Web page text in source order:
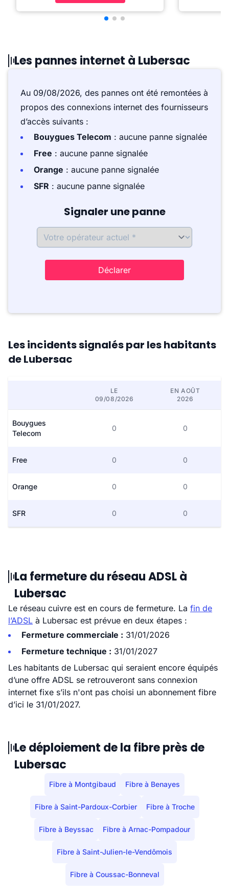
Les pannes internet à Lubersac
Au 09/08/2026, des pannes ont été remontées à
propos des connexions internet des fournisseurs
d’accès suivants :
Bouygues Telecom : aucune panne signalée
Free : aucune panne signalée
Orange : aucune panne signalée
SFR : aucune panne signalée
Signaler une panne
Déclarer
Les incidents signalés par les habitants
de Lubersac
LE
09/08/2026
EN AOÛT
2026
Bouygues
Telecom
0 0
Free 0 0
Orange 0 0
SFR 0 0
La fermeture du réseau ADSL à
Lubersac
Le réseau cuivre est en cours de fermeture. La fin de
l’ADSL à Lubersac est prévue en deux étapes :
Fermeture commerciale : 31/01/2026
Fermeture technique : 31/01/2027
Les habitants de Lubersac qui seraient encore équipés
d’une offre ADSL se retrouveront sans connexion
internet fixe s’ils n'ont pas choisi un abonnement fibre
d’ici le 31/01/2027.
Le déploiement de la fibre près de
Lubersac
Fibre à Montgibaud Fibre à Benayes
Fibre à Saint-Pardoux-Corbier Fibre à Troche
Fibre à Beyssac Fibre à Arnac-Pompadour
Fibre à Saint-Julien-le-Vendômois
Fibre à Coussac-Bonneval